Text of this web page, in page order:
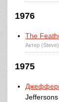
1976
The
Актер (Steve)
1975
Jeffersons